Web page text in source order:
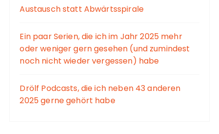
Austausch statt Abwärtsspirale
Ein paar Serien, die ich im Jahr 2025 mehr
oder weniger gern gesehen (und zumindest
noch nicht wieder vergessen) habe
Drölf Podcasts, die ich neben 43 anderen
2025 gerne gehört habe